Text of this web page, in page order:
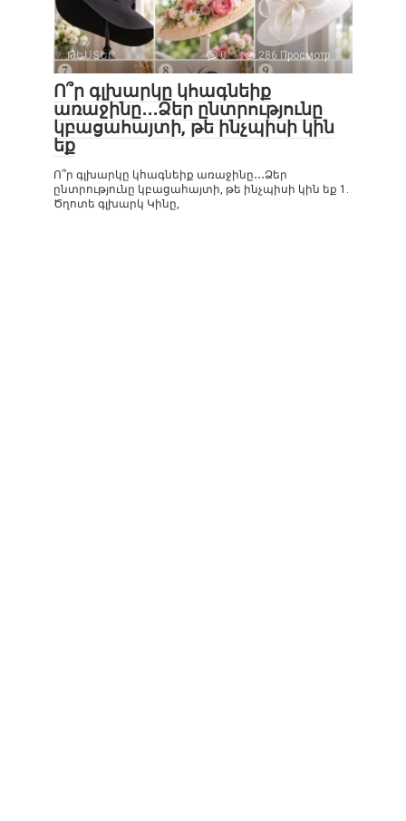
ԹԵՍՏԵՐ 0 286 Просмотр
Ո՞ր գլխարկը կհագնեիք
առաջինը․․․Ձեր ընտրությունը
կբացահայտի, թե ինչպիսի կին
եք
Ո՞ր գլխարկը կհագնեիք առաջինը․․․Ձեր
ընտրությունը կբացահայտի, թե ինչպիսի կին եք 1.
Ծղոտե գլխարկ Կինը,